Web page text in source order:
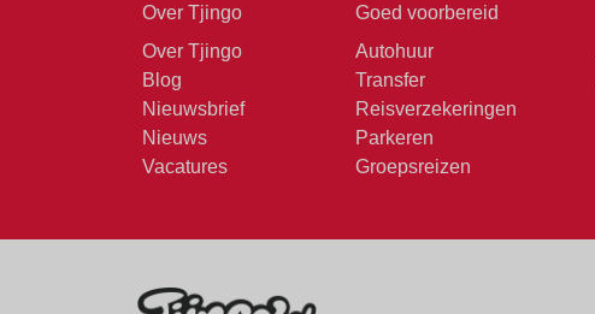
Over Tjingo
Over Tjingo
Blog
Nieuwsbrief
Nieuws
Vacatures
Goed voorbereid
Autohuur
Transfer
Reisverzekeringen
Parkeren
Groepsreizen